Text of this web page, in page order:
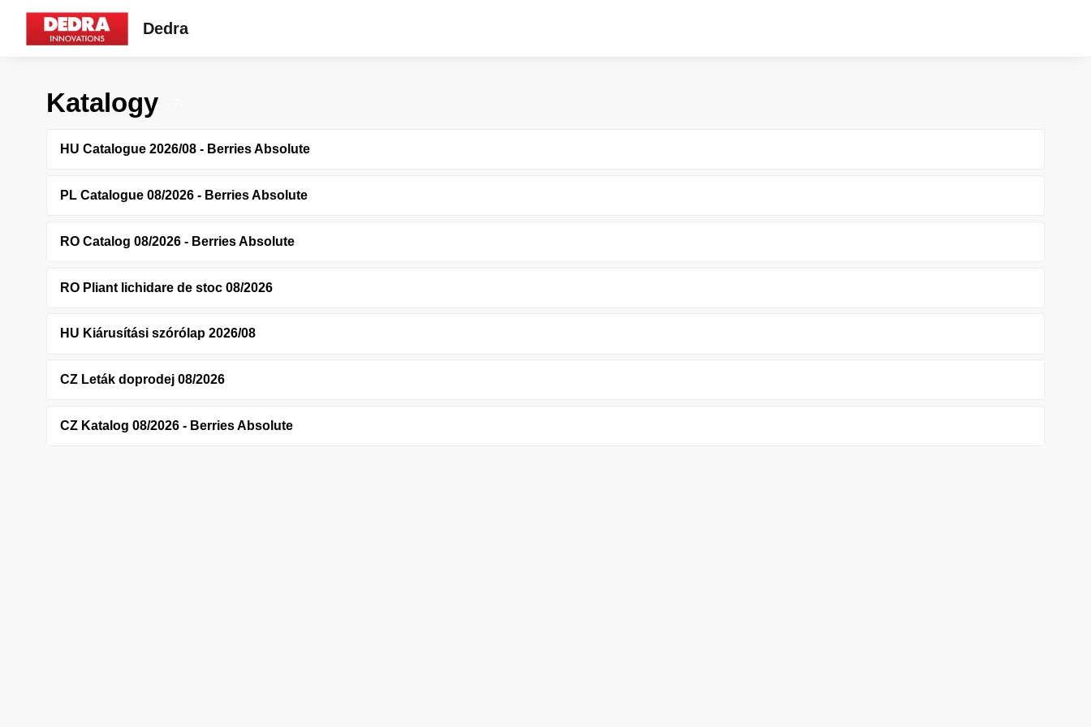
Dedra
Katalogy
HU Catalogue 2026/08 - Berries Absolute
PL Catalogue 08/2026 - Berries Absolute
RO Catalog 08/2026 - Berries Absolute
RO Pliant lichidare de stoc 08/2026
HU Kiárusítási szórólap 2026/08
CZ Leták doprodej 08/2026
CZ Katalog 08/2026 - Berries Absolute